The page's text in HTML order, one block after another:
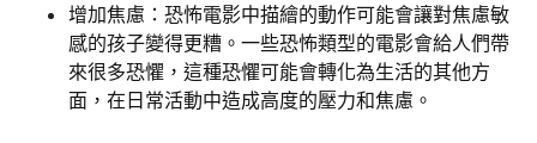
增加焦慮：恐怖電影中描繪的動作可能會讓對焦慮敏
感的孩子變得更糟。一些恐怖類型的電影會給人們帶
來很多恐懼，這種恐懼可能會轉化為生活的其他方
面，在日常活動中造成高度的壓力和焦慮。